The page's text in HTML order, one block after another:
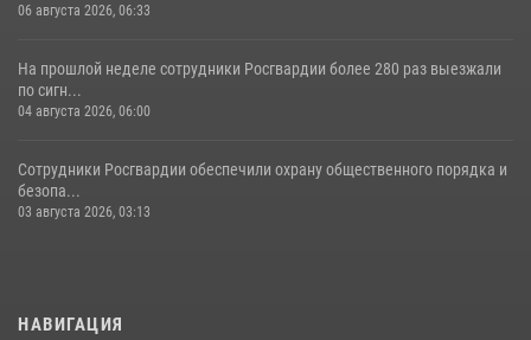
06 августа 2026, 06:33
На прошлой неделе сотрудники Росгвардии более 280 раз выезжали
по сигн...
04 августа 2026, 06:00
Сотрудники Росгвардии обеспечили охрану общественного порядка и
безопа...
03 августа 2026, 03:13
НАВИГАЦИЯ